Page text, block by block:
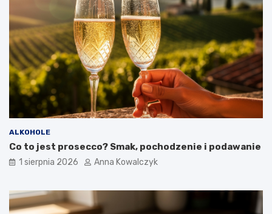
ALKOHOLE
Co to jest prosecco? Smak, pochodzenie i podawanie
1 sierpnia 2026 Anna Kowalczyk